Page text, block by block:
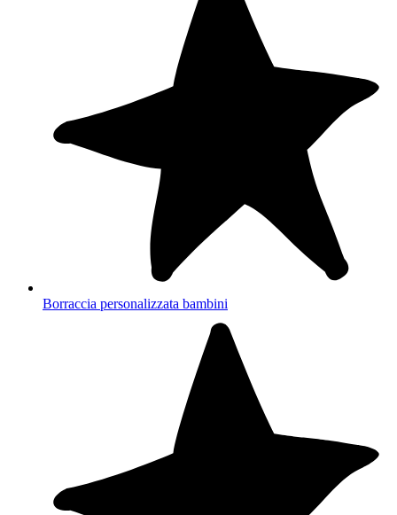
Borraccia personalizzata bambini